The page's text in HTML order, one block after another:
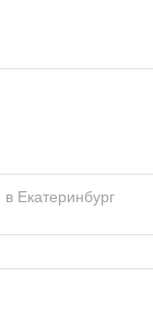
Екатеринбург